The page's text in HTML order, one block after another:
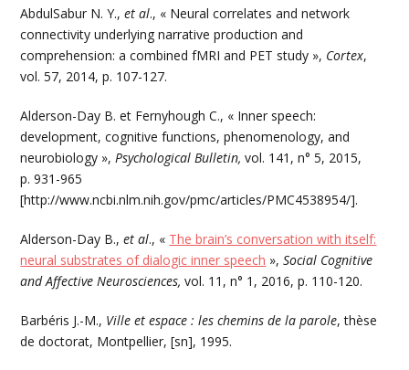
AbdulSabur N. Y.,et al., « Neural correlates and network
connectivity underlying narrative production and
comprehension: a combined fMRI and PET study », Cortex,
vol. 57, 2014, p. 107-127.
Alderson-Day B. et Fernyhough C., « Inner speech:
development, cognitive functions, phenomenology, and
neurobiology », Psychological Bulletin,vol. 141, n° 5, 2015,
p. 931-965
[http://www.ncbi.nlm.nih.gov/pmc/articles/PMC4538954/].
Alderson-Day B.,et al., « The brain’s conversation with itself:
neural substrates of dialogic inner speech »,Social Cognitive
and Affective Neurosciences,vol. 11, n° 1, 2016, p. 110-120.
Barbéris J.-M., Ville et espace : les chemins de la parole, thèse
de doctorat, Montpellier, [sn], 1995.